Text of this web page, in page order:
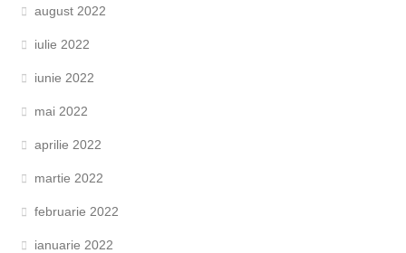
august 2022
iulie 2022
iunie 2022
mai 2022
aprilie 2022
martie 2022
februarie 2022
ianuarie 2022